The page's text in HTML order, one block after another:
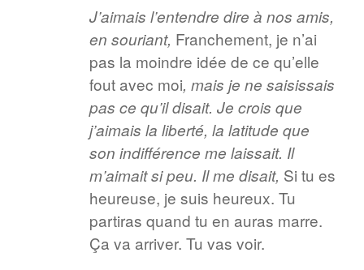
J’aimais l’entendre dire à nos amis,
en souriant, Franchement, je n’ai
pas la moindre idée de ce qu’elle
fout avec moi, mais je ne saisissais
pas ce qu’il disait. Je crois que
j’aimais la liberté, la latitude que
son indifférence me laissait. Il
m’aimait si peu. Il me disait, Si tu es
heureuse, je suis heureux. Tu
partiras quand tu en auras marre.
Ça va arriver. Tu vas voir.